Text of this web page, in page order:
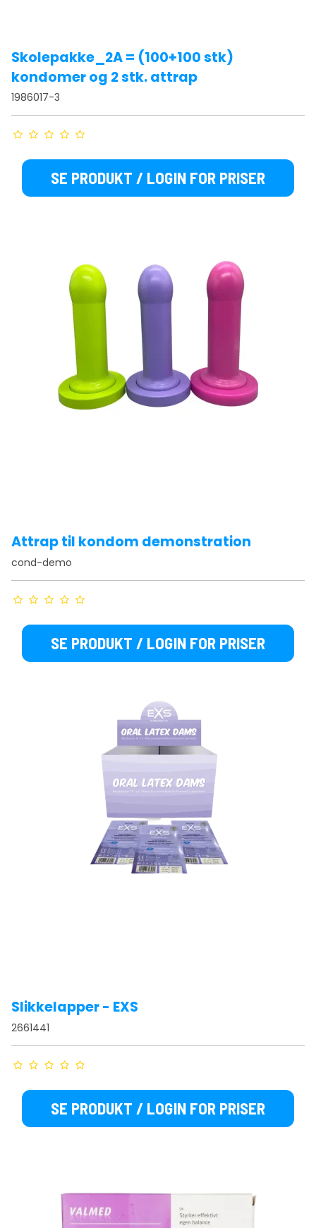
Skolepakke_2A = (100+100 stk)
kondomer og 2 stk. attrap
1986017-3
SE PRODUKT / LOGIN FOR PRISER
Attrap til kondom demonstration
cond-demo
SE PRODUKT / LOGIN FOR PRISER
Slikkelapper - EXS
2661441
SE PRODUKT / LOGIN FOR PRISER